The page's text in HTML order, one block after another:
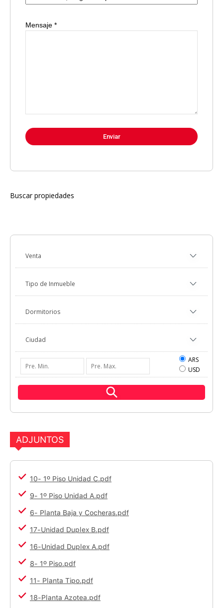
Mensaje *
Buscar propiedades
ARS
USD
ADJUNTOS
10- 1º Piso Unidad C.pdf
9- 1º Piso Unidad A.pdf
6- Planta Baja y Cocheras.pdf
17-Unidad Duplex B.pdf
16-Unidad Duplex A.pdf
8- 1º Piso.pdf
11- Planta Tipo.pdf
18-Planta Azotea.pdf